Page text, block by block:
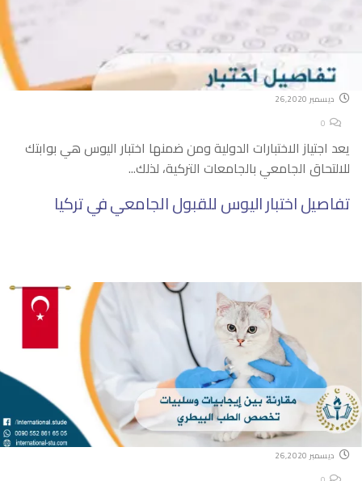
ديسمبر 26,2020
تفاصيل اختبار اليوس للقبول الجامعي في تركيا
يعد اجتياز الاختبارات الدولية ومن ضمنها اختبار اليوس هي بوابتك
للالتحاق الجامعي بالجامعات التركية، لذلك...
0
ديسمبر 26,2020